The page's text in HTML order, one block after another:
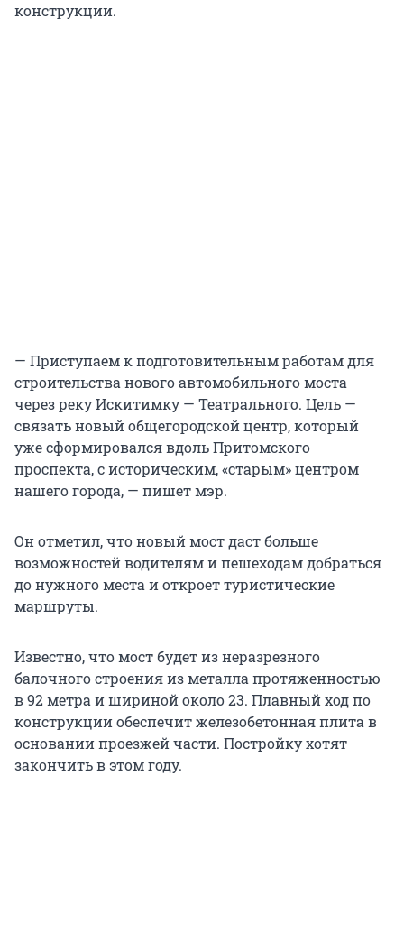
конструкции.
— Приступаем к подготовительным работам для
строительства нового автомобильного моста
через реку Искитимку — Театрального. Цель —
связать новый общегородской центр, который
уже сформировался вдоль Притомского
проспекта, с историческим, «старым» центром
нашего города, — пишет мэр.
Он отметил, что новый мост даст больше
возможностей водителям и пешеходам добраться
до нужного места и откроет туристические
маршруты.
Известно, что мост будет из неразрезного
балочного строения из металла протяженностью
в 92 метра и шириной около 23. Плавный ход по
конструкции обеспечит железобетонная плита в
основании проезжей части. Постройку хотят
закончить в этом году.